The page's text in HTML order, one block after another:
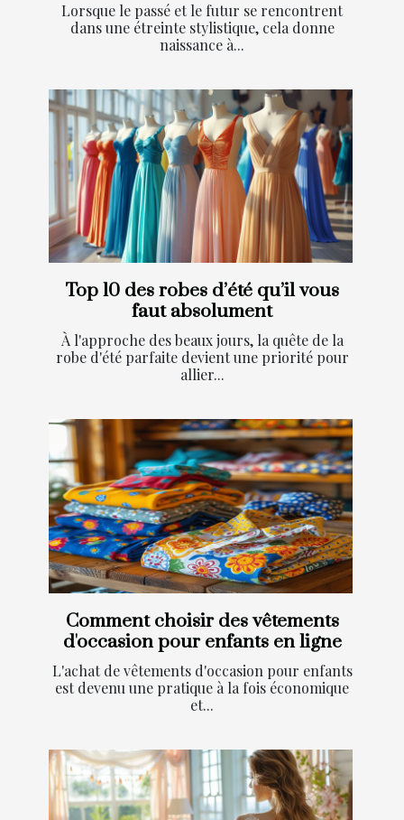
Lorsque le passé et le futur se rencontrent
dans une étreinte stylistique, cela donne
naissance à...
Top 10 des robes d’été qu’il vous
faut absolument
À l'approche des beaux jours, la quête de la
robe d'été parfaite devient une priorité pour
allier...
Comment choisir des vêtements
d'occasion pour enfants en ligne
L'achat de vêtements d'occasion pour enfants
est devenu une pratique à la fois économique
et...